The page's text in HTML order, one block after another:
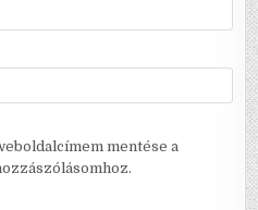
mentése a